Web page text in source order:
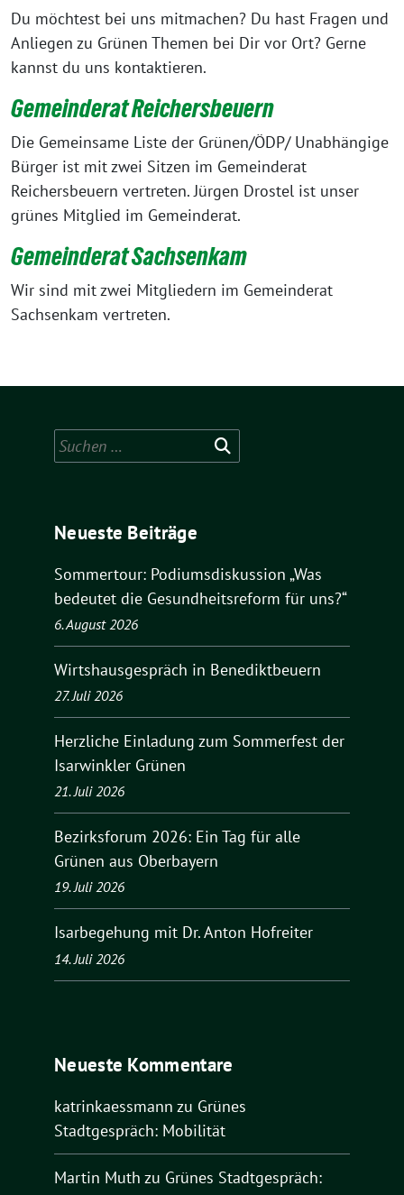
Du möchtest bei uns mitmachen? Du hast Fragen und
Anliegen zu Grünen Themen bei Dir vor Ort? Gerne
kannst du uns kontaktieren.
Gemeinderat Reichersbeuern
Die Gemeinsame Liste der Grünen/ÖDP/ Unabhängige
Bürger ist mit zwei Sitzen im Gemeinderat
Reichersbeuern vertreten. Jürgen Drostel ist unser
grünes Mitglied im Gemeinderat.
Gemeinderat Sachsenkam
Wir sind mit zwei Mitgliedern im Gemeinderat
Sachsenkam vertreten.
Suchen
nach:
Neueste Beiträge
Sommertour: Podiumsdiskussion „Was
bedeutet die Gesundheitsreform für uns?“
6. August 2026
Wirtshausgespräch in Benediktbeuern
27. Juli 2026
Herzliche Einladung zum Sommerfest der
Isarwinkler Grünen
21. Juli 2026
Bezirksforum 2026: Ein Tag für alle
Grünen aus Oberbayern
19. Juli 2026
Isarbegehung mit Dr. Anton Hofreiter
14. Juli 2026
Neueste Kommentare
katrinkaessmann zu Grünes
Stadtgespräch: Mobilität
Martin Muth zu Grünes Stadtgespräch: